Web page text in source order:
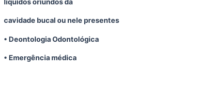
cavidade bucal ou nele presentes
• Deontologia Odontológica
• Emergência médica